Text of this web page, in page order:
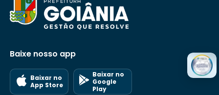
Baixe nosso app
Baixar no
App Store
Baixar no
Google
Play